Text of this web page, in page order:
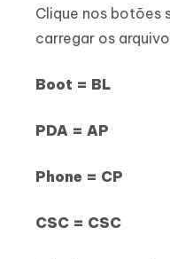
Clique nos botões
carregar os
Boot = BL
PDA = AP
Phone = CP
CSC = CSC